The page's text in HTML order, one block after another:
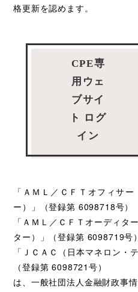
格更新を認めます。
CPE専
用ウェ
ブサイ
ト ログ
イン
「ＡＭＬ／ＣＦＴオフィサ
ー）」（登録第 6098718号）
「ＡＭＬ／ＣＦＴオーディタ
ター）」（登録第 6098719号）
「ＪＣＡＣ（日本マネロン・
（登録第 6098721号）
は、一般社団法人金融財政事